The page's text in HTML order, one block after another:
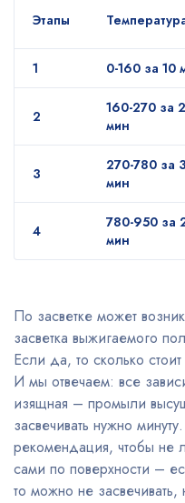
Этапы
1 0-160 за 10
2
160-270 за
мин
3
270-780 за
мин
4
780-950 за
мин
По засветке может
засветка выжигаемого
Если да, то сколько
И мы отвечаем: все
изящная – промыли
засвечивать нужно
рекомендация, чтобы не
сами по поверхности –
то можно не засвечивать,